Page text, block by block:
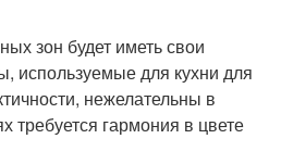
зон будет иметь свои
используемые для кухни для
нежелательны в
требуется гармония в цвете